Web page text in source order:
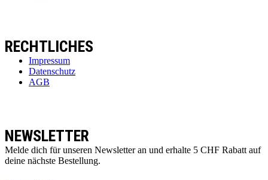
RECHTLICHES
Impressum
Datenschutz
AGB
NEWSLETTER
Melde dich für unseren Newsletter an und erhalte 5 CHF Rabatt auf
deine nächste Bestellung.